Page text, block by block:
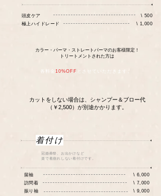
\ 500
\ 1,000
頭皮ケア
​極上ハイドレード
カラー・パーマ・ストレートパーマのお客様限定！
トリートメントされた方は
​各料金 10%OFF とさせていただきます。
カットをしない場合は、シャンプー＆ブロー代
（￥2,500）が別途かかります。
​着付け
冠婚葬祭、お出かけなど
楽で着崩れしない着付けです。
\ 6,000
\ 7,000
\ 9,000
留袖
訪問着
振り袖